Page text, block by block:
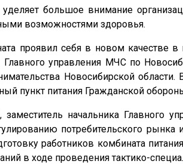
уделяет большое внимание
возможностями здоровья.
проявил себя в новом качестве
Главного управления МЧС по
Новосибирской
пункт питания Гражданской
начальника Главного
потребительского
работников комбината
в ходе проведения тактико-